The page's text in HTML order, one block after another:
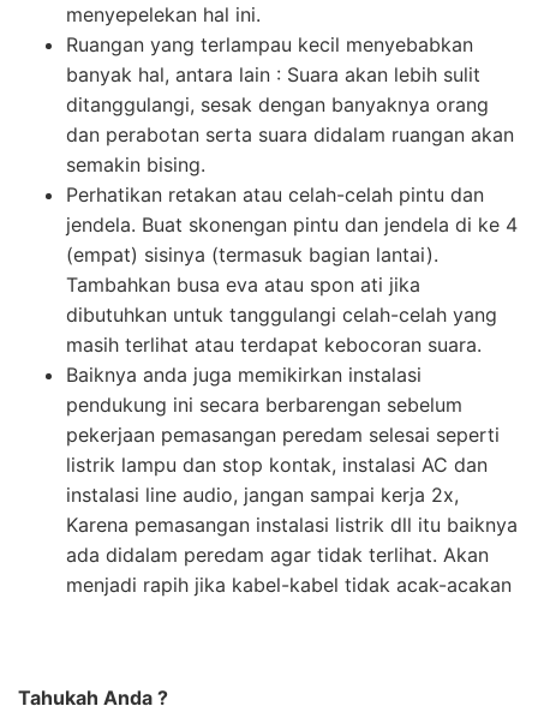
menyepelekan hal ini.
Ruangan yang terlampau kecil menyebabkan
banyak hal, antara lain : Suara akan lebih sulit
ditanggulangi, sesak dengan banyaknya orang
dan perabotan serta suara didalam ruangan akan
semakin bising.
Perhatikan retakan atau celah-celah pintu dan
jendela. Buat skonengan pintu dan jendela di ke 4
(empat) sisinya (termasuk bagian lantai).
Tambahkan busa eva atau spon ati jika
dibutuhkan untuk tanggulangi celah-celah yang
masih terlihat atau terdapat kebocoran suara.
Baiknya anda juga memikirkan instalasi
pendukung ini secara berbarengan sebelum
pekerjaan pemasangan peredam selesai seperti
listrik lampu dan stop kontak, instalasi AC dan
instalasi line audio, jangan sampai kerja 2x,
Karena pemasangan instalasi listrik dll itu baiknya
ada didalam peredam agar tidak terlihat. Akan
menjadi rapih jika kabel-kabel tidak acak-acakan
Tahukah Anda ?